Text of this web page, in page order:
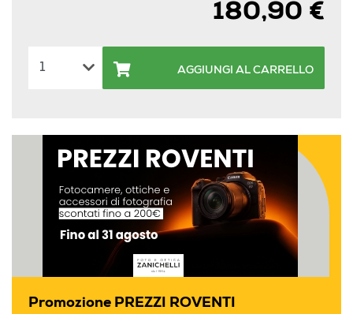
180,90 €
AGGIUNGI AL CARRELLO
Promozione PREZZI ROVENTI